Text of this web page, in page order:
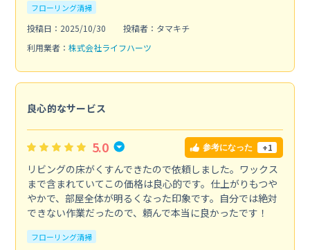
フローリング清掃
投稿日：2025/10/30
投稿者：タマキチ
利用業者： 株式会社ライフハーツ
良心的なサービス
5.0 参考になった +1
リビングの床がくすんできたので依頼しました。ワックス
まで含まれていてこの価格は良心的です。仕上がりもつや
やかで、部屋全体が明るくなった印象です。自分では絶対
できない作業だったので、頼んで本当に良かったです！
フローリング清掃